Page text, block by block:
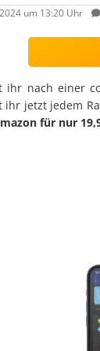
um 13:20 Uhr
ihr nach einer
ihr jetzt jedem
für nur